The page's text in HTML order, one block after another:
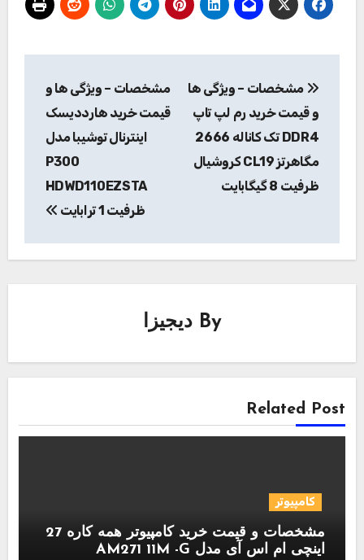
نوشته
مشخصات – ویژگی ها
و قیمت خرید رم لپ تاپ
DDR4 تک کاناله 2666
مگاهرتز CL19 کروشیال
ظرفیت 8 گیگابایت
مشخصات – ویژگی ها و
قیمت خرید هارددیسک
اینترنال توشیبا مدل
P300
HDWD110EZSTA
ظرفیت 1 ترابایت
By دیجیزا
Related Post
کامپیوتر
مشخصات و قیمت خرید کامپیوتر همه کاره 27
اینچی ام اس آی مدل AM271 11M -G